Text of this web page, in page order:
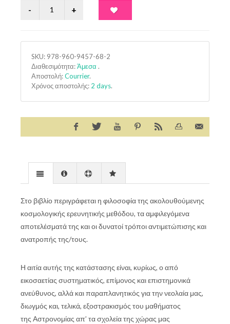
SKU: 978-960-9457-68-2
Διαθεσιμότητα:Άμεσα .
Αποστολή:Courrier.
Χρόνος αποστολής: 2 days.
Στο βιβλίο περιγράφεται η φιλοσοφία της ακολουθούμενης
κοσμολογικής ερευνητικής μεθόδου, τα αμφιλεγόμενα
αποτελέσματά της και οι δυνατοί τρόποι αντιμετώπισης και
ανατροπής της/τους.
Η αιτία αυτής της κατάστασης είναι, κυρίως, ο από
εικοσαετίας συστηματικός, επίμονος και επιστημονικά
ανεύθυνος, αλλά και παραπλανητικός για την νεολαία μας,
διωγμός και, τελικά, εξοστρακισμός του μαθήματος
της Αστρονομίας απ’ τα σχολεία της χώρας μας